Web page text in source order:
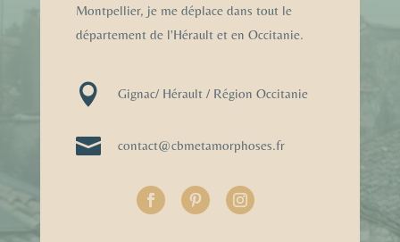
Montpellier, je me déplace dans tout le
département de l'Hérault et en Occitanie.
 Gignac/ Hérault / Région Occitanie
 contact@cbmetamorphoses.fr